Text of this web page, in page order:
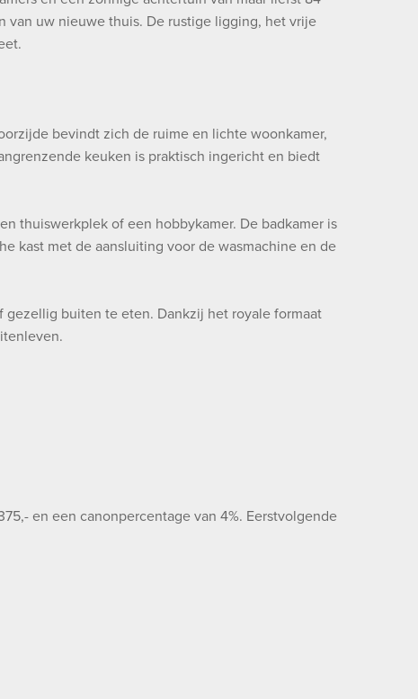
van uw nieuwe thuis. De rustige ligging, het vrije
bevindt zich de ruime en lichte woonkamer,
keuken is praktisch ingericht en biedt
thuiswerkplek of een hobbykamer. De badkamer is
kast met de aansluiting voor de wasmachine en de
buiten te eten. Dankzij het royale formaat
en een canonpercentage van 4%. Eerstvolgende